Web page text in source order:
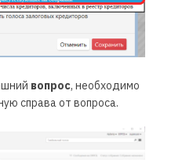
вопрос, необходимо
справа от вопроса.